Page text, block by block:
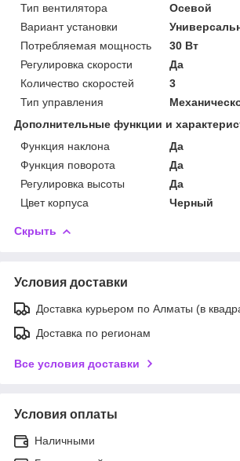
Тип вентилятора
Осевой
Вариант установки
Потребляемая мощность
30 Вт
Регулировка скорости
Да
Количество скоростей
3
Тип управления
Дополнительные функции и
Функция наклона
Да
Функция поворота
Да
Регулировка высоты
Да
Цвет корпуса
Черный
Скрыть
Условия доставки
Доставка курьером по Алматы (в
Доставка по регионам
Все условия доставки
Условия оплаты
Наличными